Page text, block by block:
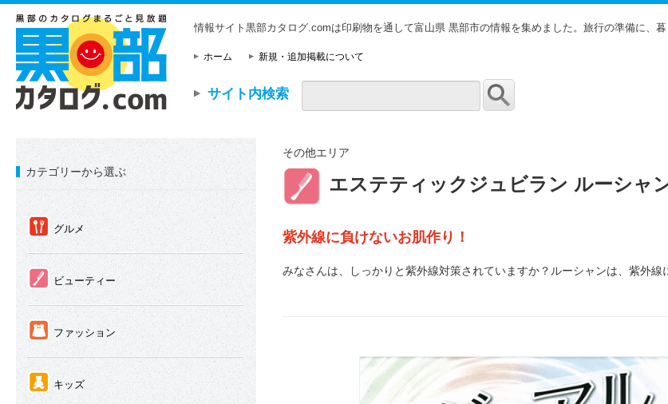
情報サイト黒部カタログ.comは印刷物を通して富山県 黒部市の情報を集めました。旅行の準備に、
ホーム 新規・追加掲載について
サイト内検索
カテゴリーから選ぶ
① グルメ
② ビューティー
③ ファッション
④ キッズ
その他エリア
② エステティックジュビラン ルーシャ
紫外線に負けないお肌作り！
みなさんは、しっかりと紫外線対策されていますか？ルーシャンは、紫外